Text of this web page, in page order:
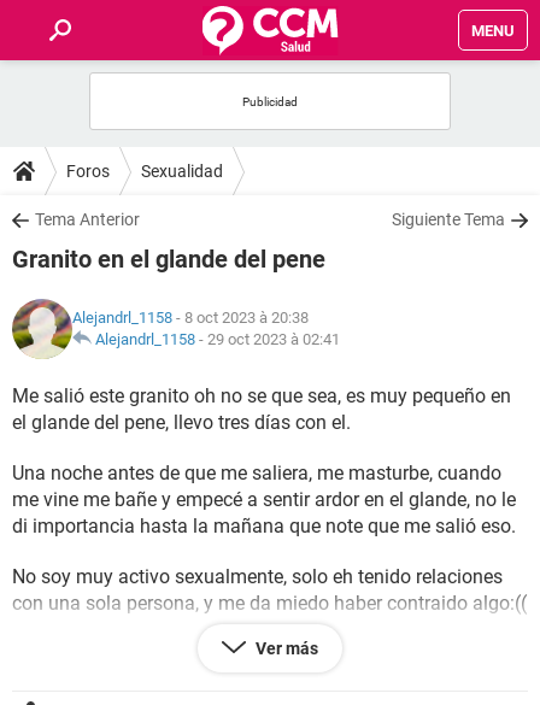
MENU
FORUMS
SALUD
NUTRICIÓN
BIENESTAR
SEXUALIDAD
GLOSARIO
Foros Sexualidad
Tema Anterior Siguiente Tema
Granito en el glande del pene
Alejandrl_1158 - 8 oct 2023 à 20:38
Alejandrl_1158 - 29 oct 2023 à 02:41
Me salió este granito oh no se que sea, es muy pequeño en
el glande del pene, llevo tres días con el.
Una noche antes de que me saliera, me masturbe, cuando
me vine me bañe y empecé a sentir ardor en el glande, no le
di importancia hasta la mañana que note que me salió eso.
No soy muy activo sexualmente, solo eh tenido relaciones
con una sola persona, y me da miedo haber contraido algo:((
No se si sea una alergia o infección:((
Ver más